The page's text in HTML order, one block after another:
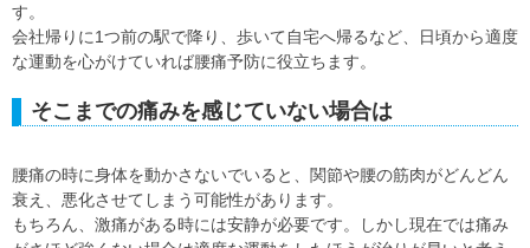
す。
会社帰りに1つ前の駅で降り、歩いて自宅へ帰るなど、日頃から適度
な運動を心がけていれば腰痛予防に役立ちます。
そこまでの痛みを感じていない場合は
腰痛の時に身体を動かさないでいると、関節や腰の筋肉がどんどん
衰え、悪化させてしまう可能性があります。
もちろん、激痛がある時には安静が必要です。しかし現在では痛み